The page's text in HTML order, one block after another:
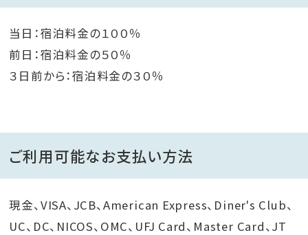
当日：宿泊料金の１００％
前日：宿泊料金の５０％
３日前から：宿泊料金の３０％
ご利用可能なお支払い方法
現金、VISA、JCB、American Express、Diner's Club、
UC、DC、NICOS、OMC、UFJ Card、Master Card、JT